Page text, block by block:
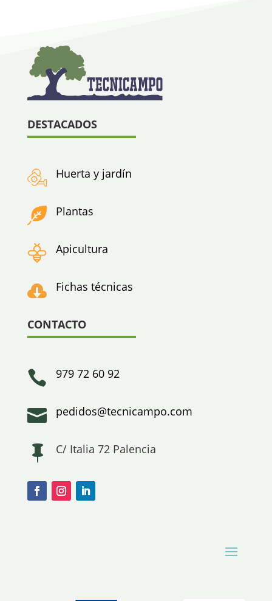
DESTACADOS
Huerta y jardín
Plantas
Apicultura
 Fichas técnicas
CONTACTO
 979 72 60 92
 pedidos@tecnicampo.com
 C/ Italia 72 Palencia